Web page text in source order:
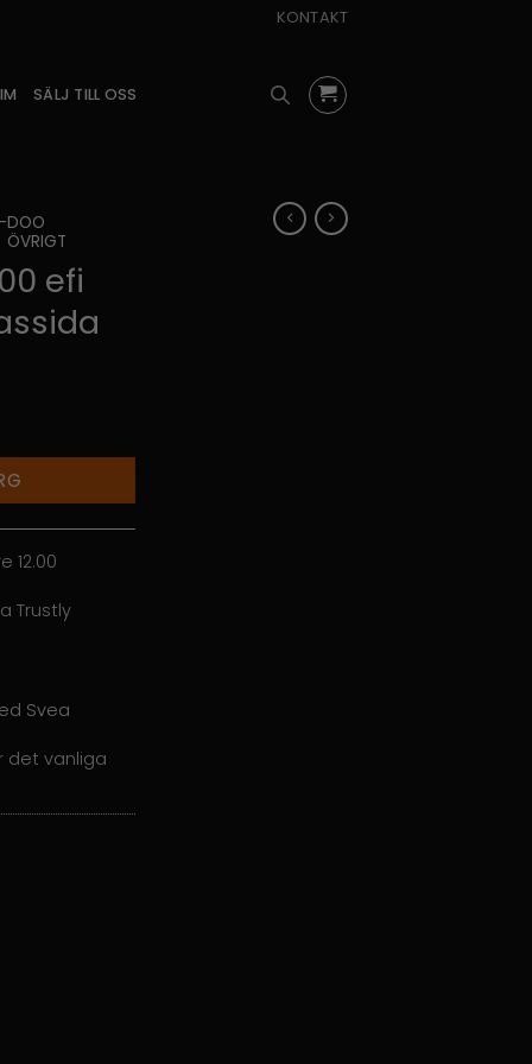
KONTAKT
SÄLJ TILL OSS
DOO
ÖVRIGT
efi
12.00
Trustly
Svea
det vanliga